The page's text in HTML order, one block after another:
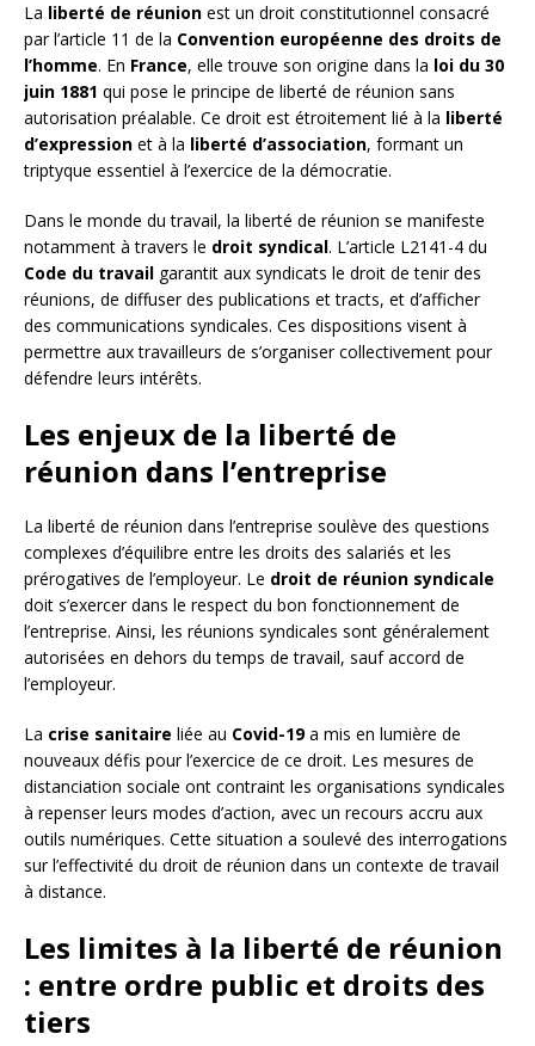
La liberté de réunion est un droit constitutionnel consacré
par l’article 11 de la Convention européenne des droits de
l’homme. En France, elle trouve son origine dans la loi du 30
juin 1881 qui pose le principe de liberté de réunion sans
autorisation préalable. Ce droit est étroitement lié à la liberté
d’expression et à la liberté d’association, formant un
triptyque essentiel à l’exercice de la démocratie.
Dans le monde du travail, la liberté de réunion se manifeste
notamment à travers le droit syndical. L’article L2141-4 du
Code du travail garantit aux syndicats le droit de tenir des
réunions, de diffuser des publications et tracts, et d’afficher
des communications syndicales. Ces dispositions visent à
permettre aux travailleurs de s’organiser collectivement pour
défendre leurs intérêts.
Les enjeux de la liberté de
réunion dans l’entreprise
La liberté de réunion dans l’entreprise soulève des questions
complexes d’équilibre entre les droits des salariés et les
prérogatives de l’employeur. Le droit de réunion syndicale
doit s’exercer dans le respect du bon fonctionnement de
l’entreprise. Ainsi, les réunions syndicales sont généralement
autorisées en dehors du temps de travail, sauf accord de
l’employeur.
La crise sanitaire liée au Covid-19a mis en lumière de
nouveaux défis pour l’exercice de ce droit. Les mesures de
distanciation sociale ont contraint les organisations syndicales
à repenser leurs modes d’action, avec un recours accru aux
outils numériques. Cette situation a soulevé des interrogations
sur l’effectivité du droit de réunion dans un contexte de travail
à distance.
Les limites à la liberté de réunion
: entre ordre public et droits des
tiers